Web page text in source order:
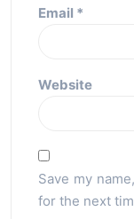
Email *
Website
Save my
for the next